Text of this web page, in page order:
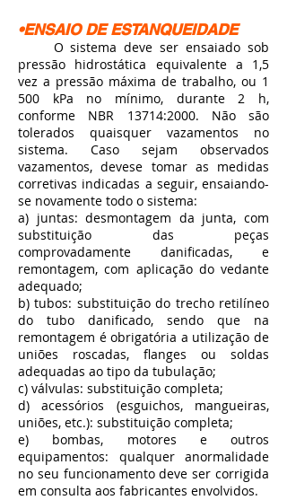
•ENSAIO DE ESTANQUEIDADE
O sistema deve ser ensaiado sob
pressão hidrostática equivalente a 1,5
vez a pressão máxima de trabalho, ou 1
500 kPa no mínimo, durante 2 h,
conforme NBR 13714:2000. Não são
tolerados quaisquer vazamentos no
sistema. Caso sejam observados
vazamentos, devese tomar as medidas
corretivas indicadas a seguir, ensaiando-
se novamente todo o sistema:
a) juntas: desmontagem da junta, com
substituição das peças
comprovadamente danificadas, e
remontagem, com aplicação do vedante
adequado;
b) tubos: substituição do trecho retilíneo
do tubo danificado, sendo que na
remontagem é obrigatória a utilização de
uniões roscadas, flanges ou soldas
adequadas ao tipo da tubulação;
c) válvulas: substituição completa;
d) acessórios (esguichos, mangueiras,
uniões, etc.): substituição completa;
e) bombas, motores e outros
equipamentos: qualquer anormalidade
no seu funcionamento deve ser corrigida
em consulta aos fabricantes envolvidos.